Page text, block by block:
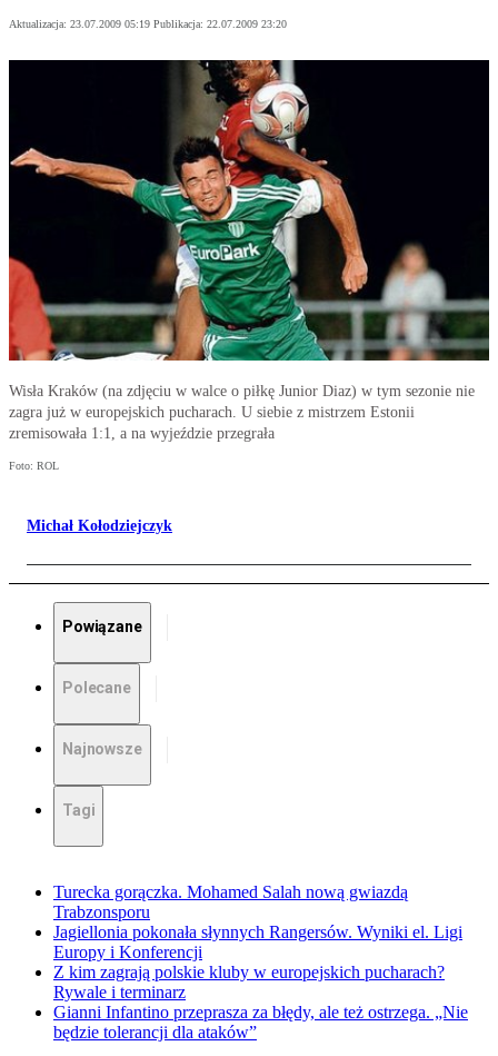
Aktualizacja: 23.07.2009 05:19 Publikacja: 22.07.2009 23:20
Wisła Kraków (na zdjęciu w walce o piłkę Junior Diaz) w tym sezonie nie
zagra już w europejskich pucharach. U siebie z mistrzem Estonii
zremisowała 1:1, a na wyjeździe przegrała
Foto: ROL
Michał Kołodziejczyk
Powiązane
Polecane
Najnowsze
Tagi
Turecka gorączka. Mohamed Salah nową gwiazdą
Trabzonsporu
Jagiellonia pokonała słynnych Rangersów. Wyniki el. Ligi
Europy i Konferencji
Z kim zagrają polskie kluby w europejskich pucharach?
Rywale i terminarz
Gianni Infantino przeprasza za błędy, ale też ostrzega. „Nie
będzie tolerancji dla ataków”